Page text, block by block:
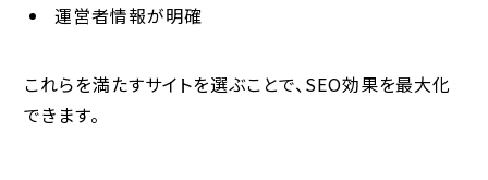
運営者情報が明確
これらを満たすサイトを選ぶことで、SEO効果を最大化
できます。